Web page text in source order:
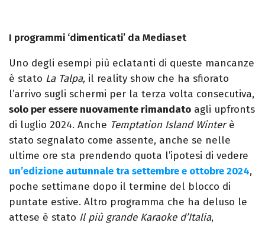
I programmi ‘dimenticati’ da Mediaset
Uno degli esempi più eclatanti di queste mancanze
è stato La Talpa, il reality show che ha sfiorato
l’arrivo sugli schermi per la terza volta consecutiva,
solo per essere nuovamente rimandato agli upfronts
di luglio 2024. Anche Temptation Island Winterè
stato segnalato come assente, anche se nelle
ultime ore sta prendendo quota l’ipotesi di vedere
un’edizione autunnale tra settembre e ottobre 2024,
poche settimane dopo il termine del blocco di
puntate estive. Altro programma che ha deluso le
attese è stato Il più grande Karaoke d’Italia,